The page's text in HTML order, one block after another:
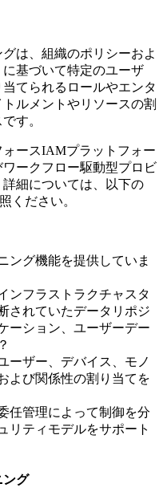
は、組織のポリシーおよ
基づいて特定のユーザ
てられるロールやエンタ
ルメントやリソースの割
す。
ースIAMプラットフォー
ークフロー駆動型プロビ
細については、以下の
ください。
ング機能を提供していま
ンフラストラクチャスタ
されていたデータリポジ
ーション、ユーザーデー
ーザー、デバイス、モノ
よび関係性の割り当てを
任管理によって制御を分
リティモデルをサポート
ング